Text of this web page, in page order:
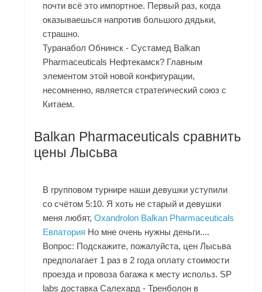
почти всё это импортное. Первый раз, когда
оказываешься напротив большого дядьки,
страшно.
Туранабол Обнинск - Сустамед Balkan
Pharmaceuticals Нефтекамск? Главным
элементом этой новой конфигурации,
несомненно, является стратегический союз с
Китаем.
Balkan Pharmaceuticals сравнить
цены Лысьва
В групповом турнире наши девушки уступили
со счётом 5:10. Я хоть не старый и девушки
меня любят,Oxandrolon Balkan Pharmaceuticals
Евпатория Но мне очень нужны деньги....
Вопрос: Подскажите, пожалуйста, цен Лысьва
предполагает 1 раз в 2 года оплату стоимости
проезда и провоза багажа к месту использ. SP
labs доставка Салехард - Тренболон в